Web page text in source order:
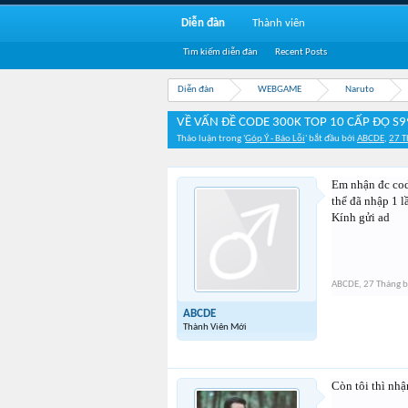
Diễn đàn WEBGAME Naruto
VỀ VẤN ĐỀ CODE 300K TOP 10 CẤP ĐỌ
Thảo luận trong 'Góp Ý - Báo Lỗi' bắt đầu bởi ABCDE, 27
ABCDE
Thành Viên Mới
Em nhận đc
thể đã nhập 1
Kính gửi ad
ABCDE, 27 Tháng
Còn tôi thì
Diễn đàn
Tìm kiếm diễn đàn Recent Posts
Thành viên